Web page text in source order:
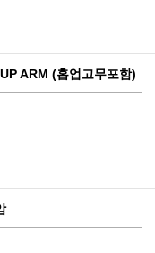
ARM (홉업고무포함)